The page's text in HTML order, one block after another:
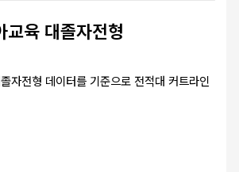
교육 대졸자전형
자전형 데이터를 기준으로 전적대 커트라인